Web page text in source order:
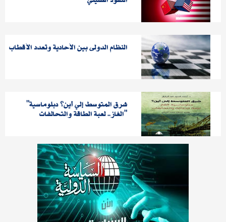
النظام الدولى بين الأحادية وتعدد الأقطاب
"شرق المتوسط إلي أين؟ دبلوماسية
الغاز.. لعبة الطاقة والتحالفات"